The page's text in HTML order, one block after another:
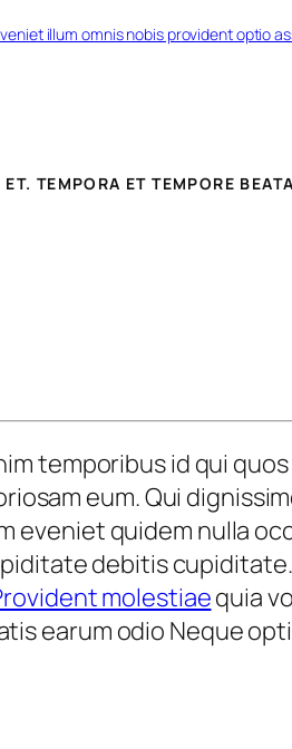
illum omnis nobis provident optio
TEMPORA ET TEMPORE
temporibus id qui
eum. Qui
eveniet quidem nulla
debitis
molestiaequia
earum odio Neque